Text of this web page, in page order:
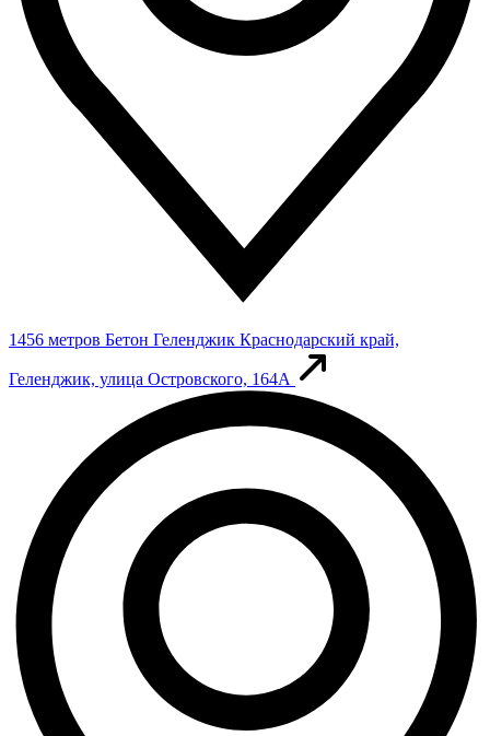
1456 метров Бетон Геленджик Краснодарский край,
Геленджик, улица Островского, 164А